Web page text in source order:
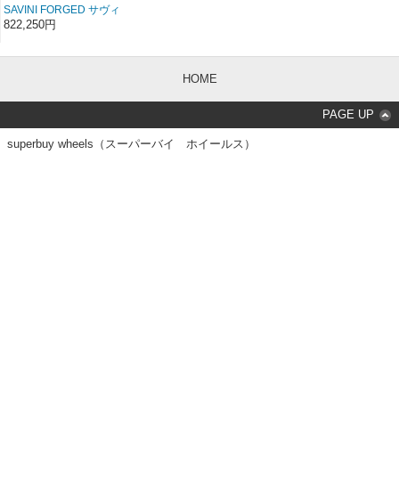
SAVINI FORGED サヴィ
ーニ フォージド
822,250円
HOME
PAGE UP
superbuy wheels（スーパーバイ ホイールス）